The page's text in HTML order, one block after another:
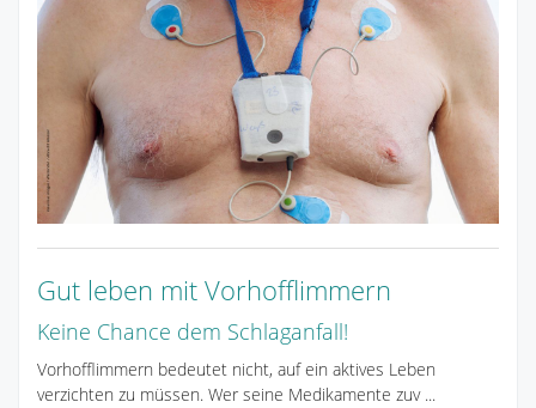
Gut leben mit Vorhofflimmern
Keine Chance dem Schlaganfall!
Vorhofflimmern bedeutet nicht, auf ein aktives Leben
verzichten zu müssen. Wer seine Medikamente zuv ...